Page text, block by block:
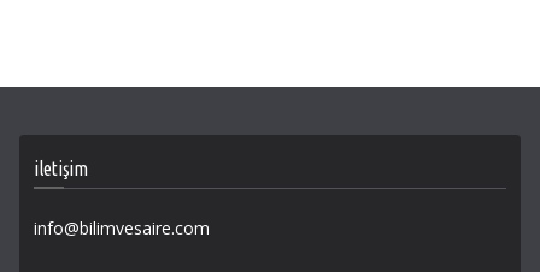
iletişim
info@bilimvesaire.com